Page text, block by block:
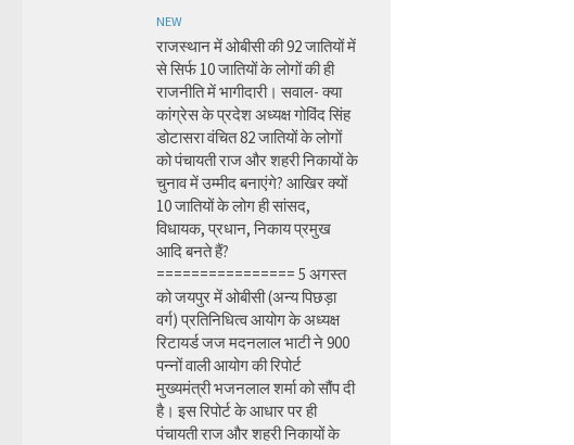
NEW
राजस्थान में ओबीसी की 92 जातियों में
से सिर्फ 10 जातियों के लोगों की ही
राजनीति में भागीदारी। सवाल- क्या
कांग्रेस के प्रदेश अध्यक्ष गोविंद सिंह
डोटासरा वंचित 82 जातियों के लोगों
को पंचायती राज और शहरी निकायों के
चुनाव में उम्मीद बनाएंगे? आखिर क्यों
10 जातियों के लोग ही सांसद,
विधायक, प्रधान, निकाय प्रमुख
आदि बनते हैं?
================ 5 अगस्त
को जयपुर में ओबीसी (अन्य पिछड़ा
वर्ग) प्रतिनिधित्व आयोग के अध्यक्ष
रिटायर्ड जज मदनलाल भाटी ने 900
पन्नों वाली आयोग की रिपोर्ट
मुख्यमंत्री भजनलाल शर्मा को सौंप दी
है। इस रिपोर्ट के आधार पर ही
पंचायती राज और शहरी निकायों के